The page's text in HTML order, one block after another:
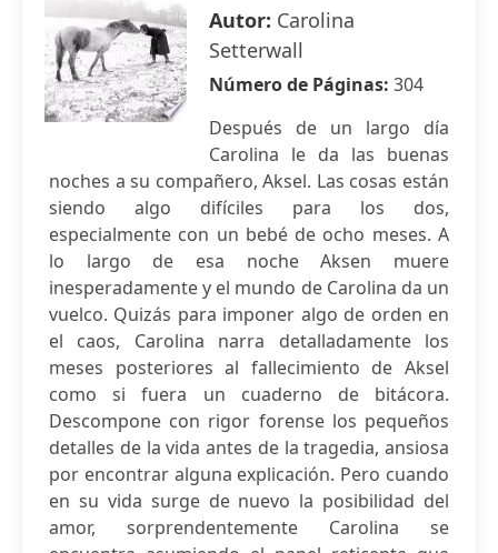
Autor: Carolina
Setterwall
Número de Páginas: 304
Después de un largo día
Carolina le da las buenas
noches a su compañero, Aksel. Las cosas están
siendo algo difíciles para los dos,
especialmente con un bebé de ocho meses. A
lo largo de esa noche Aksen muere
inesperadamente y el mundo de Carolina da un
vuelco. Quizás para imponer algo de orden en
el caos, Carolina narra detalladamente los
meses posteriores al fallecimiento de Aksel
como si fuera un cuaderno de bitácora.
Descompone con rigor forense los pequeños
detalles de la vida antes de la tragedia, ansiosa
por encontrar alguna explicación. Pero cuando
en su vida surge de nuevo la posibilidad del
amor, sorprendentemente Carolina se